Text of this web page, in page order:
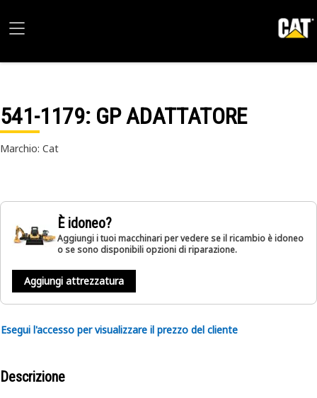
541-1179: GP ADATTATORE
Marchio: Cat
È idoneo?
Aggiungi i tuoi macchinari per vedere se il ricambio è idoneo
o se sono disponibili opzioni di riparazione.
Aggiungi attrezzatura
Esegui l'accesso per visualizzare il prezzo del cliente
Descrizione